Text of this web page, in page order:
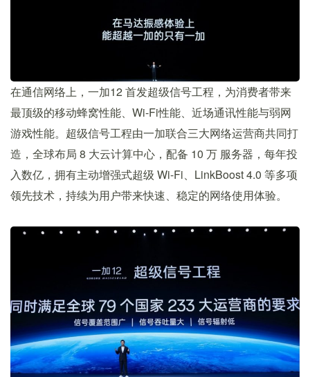
在通信网络上，一加12 首发超级信号工程，为消费者带来
最顶级的移动蜂窝性能、Wi-Fi性能、近场通讯性能与弱网
游戏性能。超级信号工程由一加联合三大网络运营商共同打
造，全球布局 8 大云计算中心，配备 10 万 服务器，每年投
入数亿，拥有主动增强式超级 Wi-Fi、LinkBoost 4.0 等多项
领先技术，持续为用户带来快速、稳定的网络使用体验。